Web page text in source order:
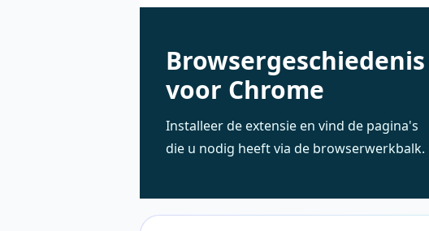
Browsergeschiedenis
voor Chrome
Installeer de extensie en vind de pagina's
die u nodig heeft via de browserwerkbalk.